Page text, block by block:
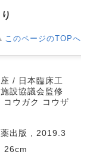
このページのTOPへ
/ 日本臨床工
設協議会監修
コウガク コウザ
出版 , 2019.3
26cm